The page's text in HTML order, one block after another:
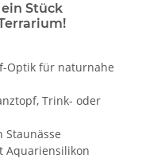
Stück
Optik für naturnahe
Trink- oder
Staunässe
Aquariensilikon